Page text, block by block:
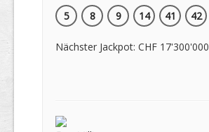
5
8 9 14 41 42
Nächster Jackpot: CHF 17'300'000